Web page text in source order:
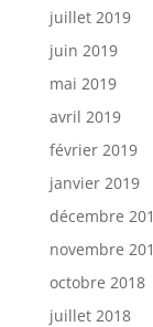
juillet 2019
juin 2019
mai 2019
avril 2019
février 2019
janvier 2019
décembre
novembre
octobre 2018
juillet 2018